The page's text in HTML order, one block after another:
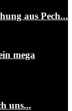
aus Pech...
mega
uns...